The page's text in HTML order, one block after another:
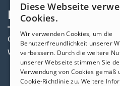
Help Center
Community
Websites von Nutzern
Diese Webseite
Cookies.
Wir verwenden Cookies, um die
Benutzerfreundlichkeit unserer
verbessern. Durch die weitere
unserer Webseite stimmen Sie
Verwendung von Cookies gemäß
Cookie-Richtlinie zu. Weitere